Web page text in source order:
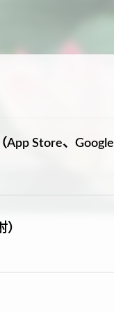
App Store、Google